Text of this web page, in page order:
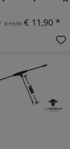
€ 13,90 € 11,90 *